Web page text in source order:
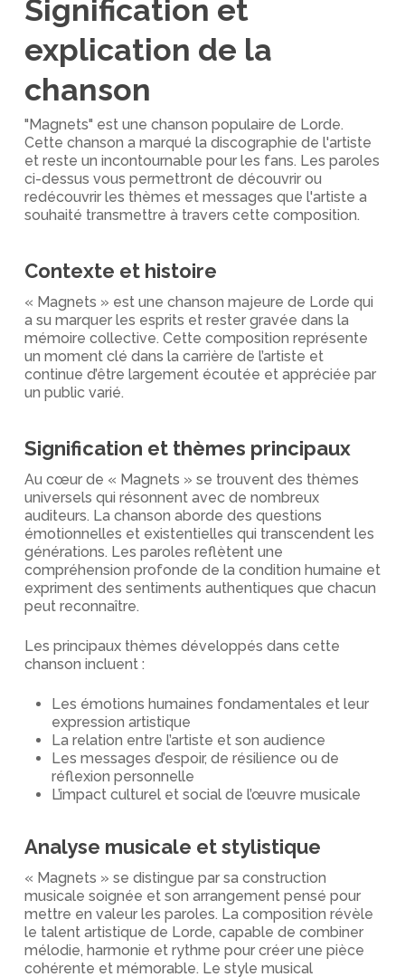
Signification et
explication de la
chanson
"Magnets" est une chanson populaire de Lorde.
Cette chanson a marqué la discographie de l'artiste
et reste un incontournable pour les fans. Les paroles
ci-dessus vous permettront de découvrir ou
redécouvrir les thèmes et messages que l'artiste a
souhaité transmettre à travers cette composition.
Contexte et histoire
« Magnets » est une chanson majeure de Lorde qui
a su marquer les esprits et rester gravée dans la
mémoire collective. Cette composition représente
un moment clé dans la carrière de l’artiste et
continue d’être largement écoutée et appréciée par
un public varié.
Signification et thèmes principaux
Au cœur de « Magnets » se trouvent des thèmes
universels qui résonnent avec de nombreux
auditeurs. La chanson aborde des questions
émotionnelles et existentielles qui transcendent les
générations. Les paroles reflètent une
compréhension profonde de la condition humaine et
expriment des sentiments authentiques que chacun
peut reconnaître.
Les principaux thèmes développés dans cette
chanson incluent :
Les émotions humaines fondamentales et leur
expression artistique
La relation entre l’artiste et son audience
Les messages d’espoir, de résilience ou de
réflexion personnelle
L’impact culturel et social de l’œuvre musicale
Analyse musicale et stylistique
« Magnets » se distingue par sa construction
musicale soignée et son arrangement pensé pour
mettre en valeur les paroles. La composition révèle
le talent artistique de Lorde, capable de combiner
mélodie, harmonie et rythme pour créer une pièce
cohérente et mémorable. Le style musical